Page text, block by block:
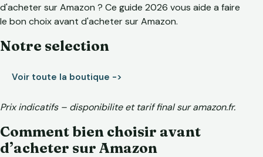
d'acheter sur Amazon ? Ce guide 2026 vous aide a faire
le bon choix avant d'acheter sur Amazon.
Notre selection
Voir toute la boutique ->
Prix indicatifs – disponibilite et tarif final sur amazon.fr.
Comment bien choisir avant
d’acheter sur Amazon